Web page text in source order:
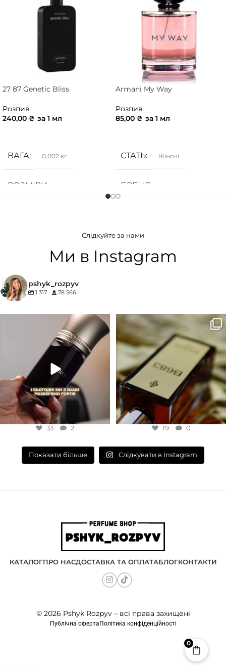
27 87 Genetic Bliss
Розпив
240,00 ₴ за 1 мл
ВАГА 0,002 кг
РОЗМІРИ
ГРУПА АРОМАТУ
Деревинні
КОНЦЕНТРАЦІЯ
EDP (парфумована вода)
Armani My Way
Розпив
85,00 ₴ за 1 мл
СТАТЬ Жіночі
БРЕНД
Слідкуйте за нами
Ми в Instagram
pshyk_rozpyv
1 317 78 566
Для замовлення переходьте на
сайт або в Instagram...
33 2
33 2
Marc-Antoine Barrois B683 - це
запах вечора в
19
19 0
Показати більше Слідкувати в Instagram
КАТАЛОГПРО НАСДОСТАВКА ТА ОПЛАТАБЛОГКОНТАКТИ
© 2026 Pshyk Rozpyv – всі права захищені
Публічна офертаПолітика конфіденційності
0